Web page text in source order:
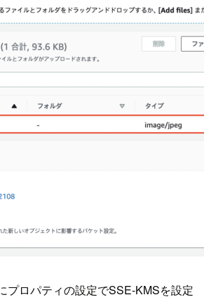
プロパティの設定でSSE-KMSを設定